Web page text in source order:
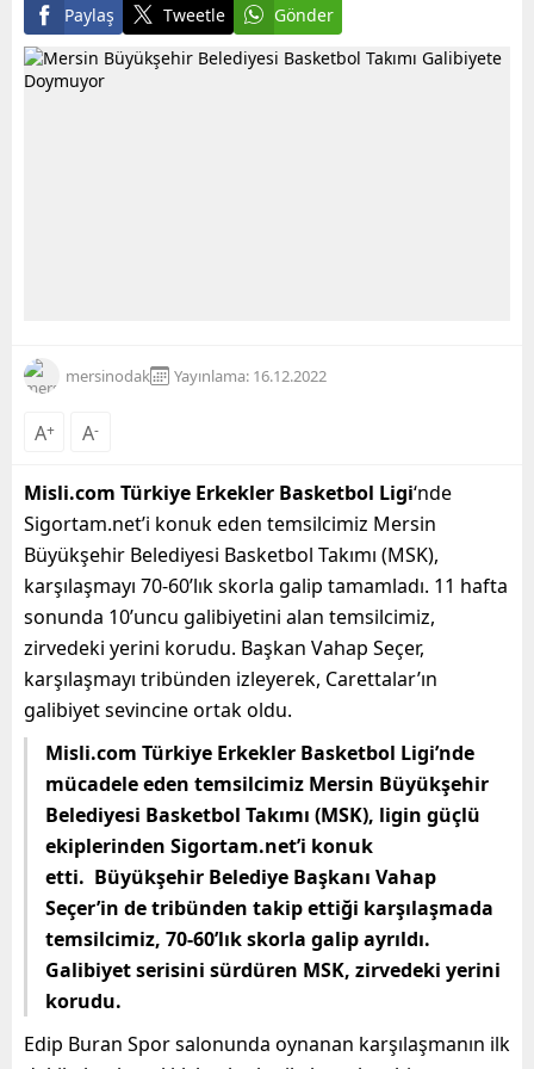
Paylaş Tweetle Gönder
mersinodak Yayınlama: 16.12.2022
A+ A-
Misli.com Türkiye Erkekler Basketbol Ligi‘nde
Sigortam.net’i konuk eden temsilcimiz Mersin
Büyükşehir Belediyesi Basketbol Takımı (MSK),
karşılaşmayı 70-60’lık skorla galip tamamladı. 11 hafta
sonunda 10’uncu galibiyetini alan temsilcimiz,
zirvedeki yerini korudu. Başkan Vahap Seçer,
karşılaşmayı tribünden izleyerek, Carettalar’ın
galibiyet sevincine ortak oldu.
Misli.com Türkiye Erkekler Basketbol Ligi’nde
mücadele eden temsilcimiz Mersin Büyükşehir
Belediyesi Basketbol Takımı (MSK), ligin güçlü
ekiplerinden Sigortam.net’i konuk
etti. Büyükşehir Belediye Başkanı Vahap
Seçer’in de tribünden takip ettiği karşılaşmada
temsilcimiz, 70-60’lık skorla galip ayrıldı.
Galibiyet serisini sürdüren MSK, zirvedeki yerini
korudu.
Edip Buran Spor salonunda oynanan karşılaşmanın ilk